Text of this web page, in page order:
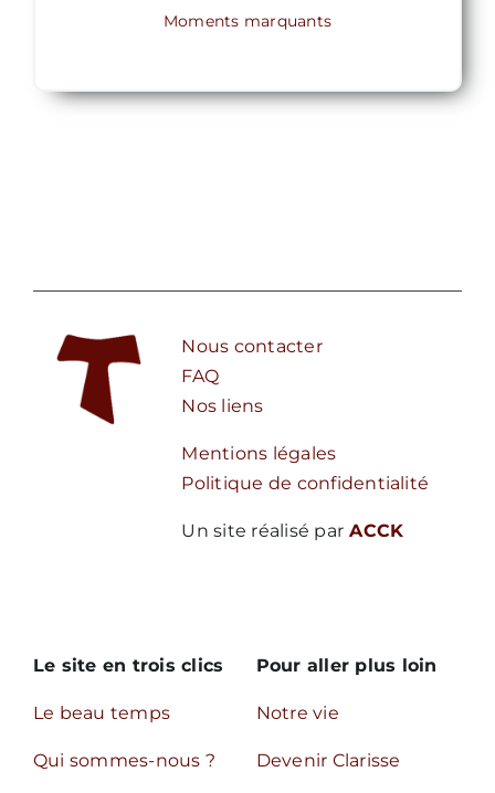
Moments marquants
Le site en trois clics
Le beau temps
Qui sommes-nous ?
Pour aller plus loin
Notre vie
Devenir Clarisse
Nous contacter
FAQ
Nos liens
Mentions légales
Politique de confidentialité
Un site réalisé par ACCK